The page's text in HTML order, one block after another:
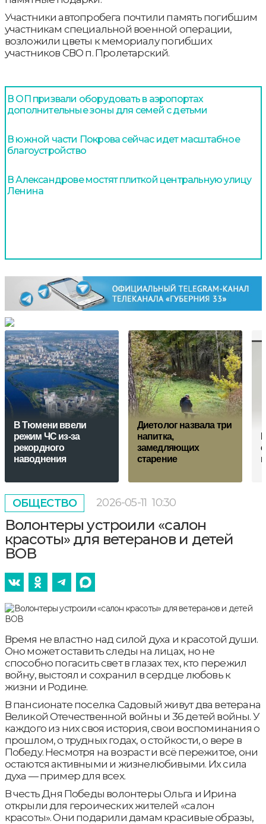
Участники автопробега почтили память погибшим
участникам специальной военной операции,
возложили цветы к мемориалу погибших
участников СВО п. Пролетарский.
В ОП призвали оборудовать в аэропортах
дополнительные зоны для семей с детьми
В южной части Покрова сейчас идет масштабное
благоустройство
В Александрове мостят плиткой центральную улицу
Ленина
В Тюмени ввели
режим ЧС из-за
рекордного
наводнения
Диетолог назвала три
напитка,
замедляющих
старение
ОБЩЕСТВО 2026-05-11 10:30
Волонтеры устроили «салон
красоты» для ветеранов и детей
ВОВ
Время не властно над силой духа и красотой души.
Оно может оставить следы на лицах, но не
способно погасить свет в глазах тех, кто пережил
войну, выстоял и сохранил в сердце любовь к
жизни и Родине.
В пансионате поселка Садовый живут два ветерана
Великой Отечественной войны и 36 детей войны. У
каждого из них своя история, свои воспоминания о
прошлом, о трудных годах, о стойкости, о вере в
Победу. Несмотря на возраст и всё пережитое, они
остаются активными и жизнелюбивыми. Их сила
духа — пример для всех.
В честь Дня Победы волонтеры Ольга и Ирина
открыли для героических жителей «салон
красоты». Они подарили дамам красивые образы,